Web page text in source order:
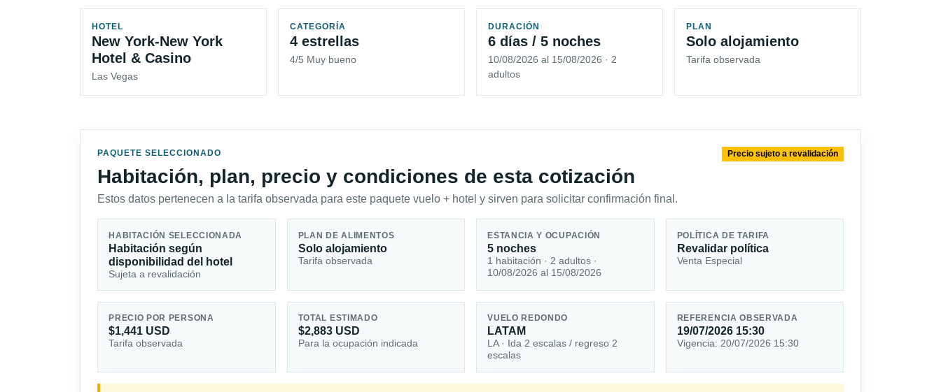
HOTEL
New York-New York
Hotel & Casino
Las Vegas
CATEGORÍA
4 estrellas
4/5 Muy bueno
DURACIÓN
6 días / 5 noches
10/08/2026 al 15/08/2026 · 2
adultos
PLAN
Solo alojamiento
Tarifa observada
PAQUETE SELECCIONADO
Habitación, plan, precio y condiciones de esta cotización
Estos datos pertenecen a la tarifa observada para este paquete vuelo + hotel y sirven para solicitar confirmación final.
Precio sujeto a revalidación
HABITACIÓN SELECCIONADA
Habitación según
disponibilidad del hotel
Sujeta a revalidación
PLAN DE ALIMENTOS
Solo alojamiento
Tarifa observada
ESTANCIA Y OCUPACIÓN
5 noches
1 habitación · 2 adultos ·
10/08/2026 al 15/08/2026
POLÍTICA DE TARIFA
Revalidar política
Venta Especial
PRECIO POR PERSONA
$1,441 USD
Tarifa observada
TOTAL ESTIMADO
$2,883 USD
Para la ocupación indicada
VUELO REDONDO
LATAM
LA · Ida 2 escalas / regreso 2
escalas
REFERENCIA OBSERVADA
19/07/2026 15:30
Vigencia: 20/07/2026 15:30